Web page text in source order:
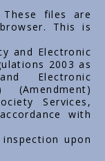
files are
This is
and Electronic
2003 as
Electronic
(Amendment)
Services,
with
upon